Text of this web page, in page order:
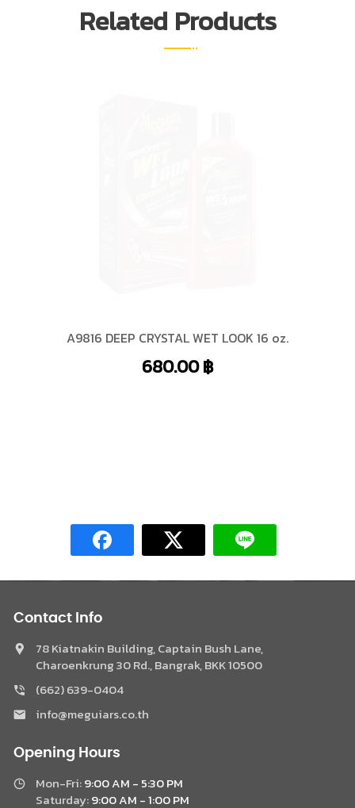
Related Products
A9816 DEEP CRYSTAL WET LOOK 16 oz.
680.00฿
Contact Info
78 Kiatnakin Building, Captain Bush Lane,
Charoenkrung 30 Rd., Bangrak, BKK 10500
(662) 639-0404
info@meguiars.co.th
Opening Hours
Mon-Fri:9:00 AM - 5:30 PM
Saturday:9:00 AM - 1:00 PM